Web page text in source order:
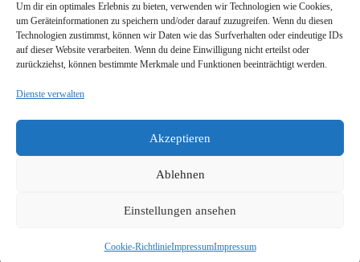
Um dir ein optimales Erlebnis zu bieten, verwenden wir Technologien wie Cookies,
um Geräteinformationen zu speichern und/oder darauf zuzugreifen. Wenn du diesen
Technologien zustimmst, können wir Daten wie das Surfverhalten oder eindeutige IDs
auf dieser Website verarbeiten. Wenn du deine Einwilligung nicht erteilst oder
zurückziehst, können bestimmte Merkmale und Funktionen beeinträchtigt werden.
Dienste verwalten
Akzeptieren
Ablehnen
Einstellungen ansehen
Cookie-RichtlinieImpressumImpressum
Impressum
Cookie-Richtlinie (EU)
Datenschutzerklärung
Referenzen/Kompetenzen
Kontakt
K.A.T.I.– Alle Rechte vorbehalten
Präsentiert von WP – Entworfen mit dem